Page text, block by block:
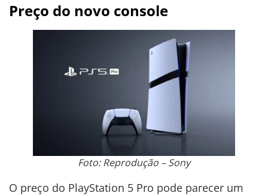
Preço do novo console
Foto: Reprodução – Sony
O preço do PlayStation 5 Pro pode parecer um